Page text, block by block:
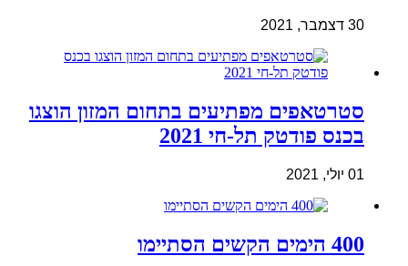
30 דצמבר, 2021
סטרטאפים מפתיעים בתחום המזון הוצגו
בכנס פודטק תל-חי 2021
01 יולי, 2021
400 הימים הקשים הסתיימו